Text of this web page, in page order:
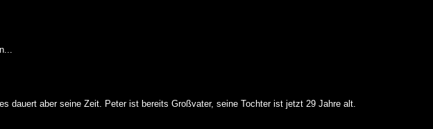
dauert aber seine Zeit. Peter ist bereits Großvater, seine Tochter ist jetzt 29 Jahre alt.